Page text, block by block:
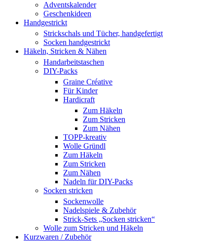
Adventskalender
Geschenkideen
Handgestrickt
Strickschals und Tücher, handgefertigt
Socken handgestrickt
Häkeln, Stricken & Nähen
Handarbeitstaschen
DIY-Packs
Graine Créative
Für Kinder
Hardicraft
Zum Häkeln
Zum Stricken
Zum Nähen
TOPP-kreativ
Wolle Gründl
Zum Häkeln
Zum Stricken
Zum Nähen
Nadeln für DIY-Packs
Socken stricken
Sockenwolle
Nadelspiele & Zubehör
Strick-Sets „Socken stricken“
Wolle zum Stricken und Häkeln
Kurzwaren / Zubehör